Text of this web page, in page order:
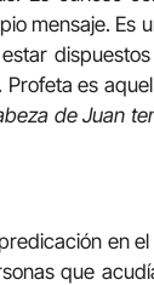
mensaje. Es
Profeta es
de Juan
en
que